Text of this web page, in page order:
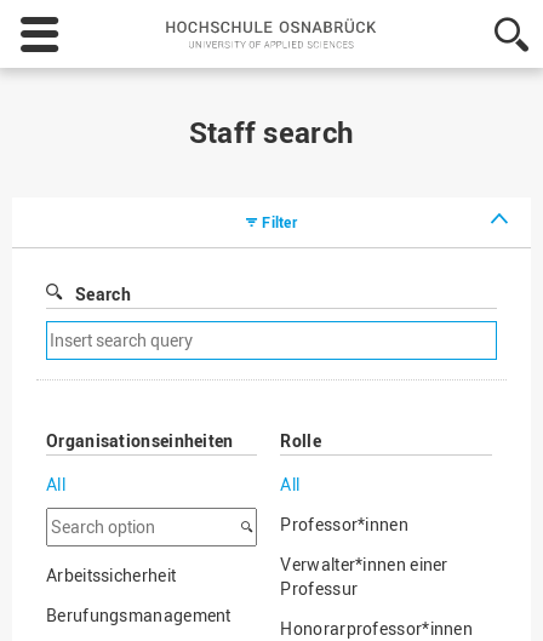
Hochschule
Osnabrück
-
Staff search
Filter
Search
Remove
search
filter
Organisationseinheiten
All
Search
option
Arbeitssicherheit
Berufungsmanagement
Rolle
All
Professor*innen
Verwalter*innen einer
Professur
Honorarprofessor*innen